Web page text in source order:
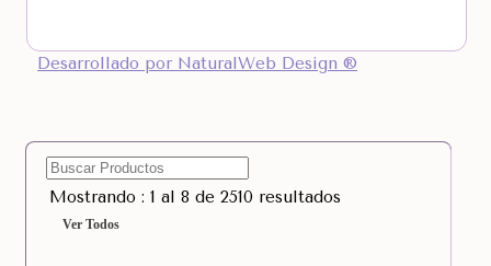
Desarrollado por NaturalWeb Design ®
Mostrando : 1 al 8 de 2510 resultados
Ver Todos